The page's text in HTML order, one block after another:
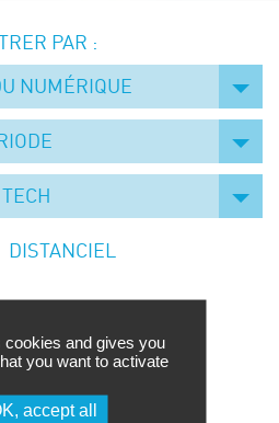
Transfer Catalysis for
15 and 16, 2026
CONFERENCE ON GREEN
PAR :
NUMÉRIQUE
DISTANCIEL
cookies and gives you
you want to activate
accept all